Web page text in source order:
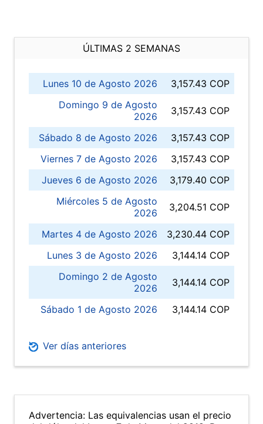
ÚLTIMAS 2 SEMANAS
Lunes 10 de Agosto 2026
3,157.43 COP
Domingo 9 de Agosto
2026
3,157.43 COP
Sábado 8 de Agosto 2026
3,157.43 COP
Viernes 7 de Agosto 2026
3,157.43 COP
Jueves 6 de Agosto 2026
3,179.40 COP
Miércoles 5 de Agosto
2026
3,204.51 COP
Martes 4 de Agosto 2026
3,230.44 COP
Lunes 3 de Agosto 2026
3,144.14 COP
Domingo 2 de Agosto
2026
3,144.14 COP
Sábado 1 de Agosto 2026 3,144.14 COP
Ver días anteriores
Advertencia: Las equivalencias usan el precio